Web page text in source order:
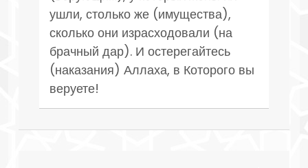
ушли, столько же (имущества),
сколько они израсходовали (на
брачный дар). И остерегайтесь
(наказания) Аллаха, в Которого вы
веруете!